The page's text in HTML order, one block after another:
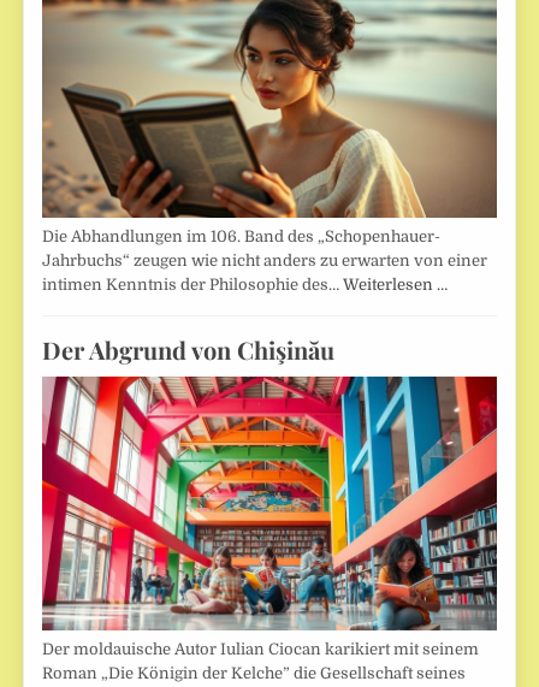
Die Abhandlungen im 106. Band des „Schopenhauer-
Jahrbuchs“ zeugen wie nicht anders zu erwarten von einer
intimen Kenntnis der Philosophie des…Weiterlesen …
Der Abgrund von Chişinău
Der moldauische Autor Iulian Ciocan karikiert mit seinem
Roman „Die Königin der Kelche” die Gesellschaft seines